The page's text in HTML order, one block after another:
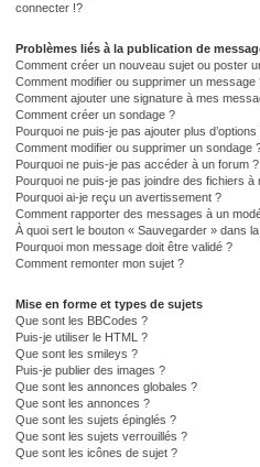
connecter !?
Problèmes liés à la publication de
Comment créer un nouveau sujet ou poster
Comment modifier ou supprimer un message
Comment ajouter une signature à mes
Comment créer un sondage ?
Pourquoi ne puis-je pas ajouter plus
Comment modifier ou supprimer un sondage
Pourquoi ne puis-je pas accéder à un forum ?
Pourquoi ne puis-je pas joindre des fichiers à
Pourquoi ai-je reçu un avertissement ?
Comment rapporter des messages à un
À quoi sert le bouton « Sauvegarder » dans
Pourquoi mon message doit être validé ?
Comment remonter mon sujet ?
Mise en forme et types de sujets
Que sont les BBCodes ?
Puis-je utiliser le HTML ?
Que sont les smileys ?
Puis-je publier des images ?
Que sont les annonces globales ?
Que sont les annonces ?
Que sont les sujets épinglés ?
Que sont les sujets verrouillés ?
Que sont les icônes de sujet ?